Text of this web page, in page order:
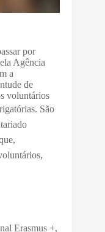
por
Agência
a
de
voluntários
São
Erasmus +,